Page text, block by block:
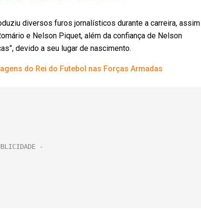
diversos furos jornalísticos durante a carreira, assim
e Nelson Piquet, além da confiança de Nelson
devido a seu lugar de nascimento.
do Rei do Futebol nas Forças Armadas